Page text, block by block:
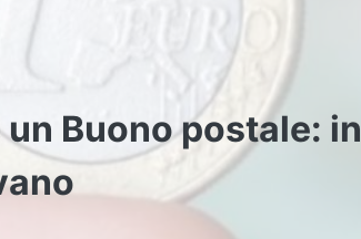
Buono postale: in